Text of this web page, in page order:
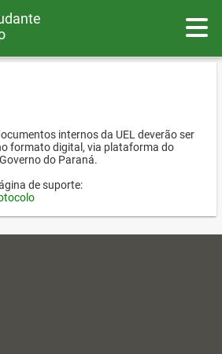
internos da UEL deverão ser
formato digital, via plataforma do
do Paraná.
de suporte: